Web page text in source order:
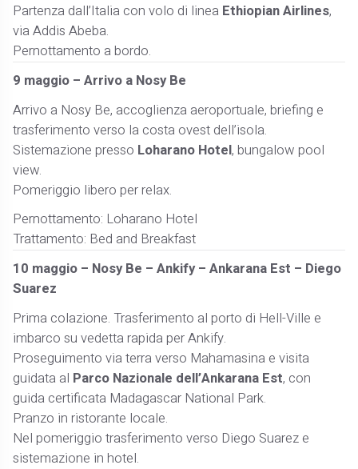
Partenza dall’Italia con volo di linea Ethiopian Airlines,
via Addis Abeba.
Pernottamento a bordo.
9 maggio – Arrivo a Nosy Be
Arrivo a Nosy Be, accoglienza aeroportuale, briefing e
trasferimento verso la costa ovest dell’isola.
Sistemazione presso Loharano Hotel, bungalow pool
view.
Pomeriggio libero per relax.
Pernottamento: Loharano Hotel
Trattamento: Bed and Breakfast
10 maggio – Nosy Be – Ankify – Ankarana Est – Diego
Suarez
Prima colazione. Trasferimento al porto di Hell-Ville e
imbarco su vedetta rapida per Ankify.
Proseguimento via terra verso Mahamasina e visita
guidata al Parco Nazionale dell’Ankarana Est, con
guida certificata Madagascar National Park.
Pranzo in ristorante locale.
Nel pomeriggio trasferimento verso Diego Suarez e
sistemazione in hotel.